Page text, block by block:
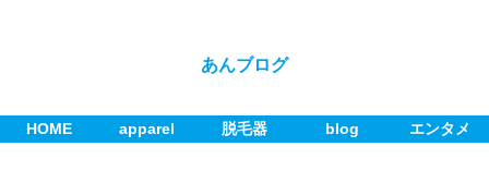
あんブログ
HOME apparel 脱毛器 blog エンタメ